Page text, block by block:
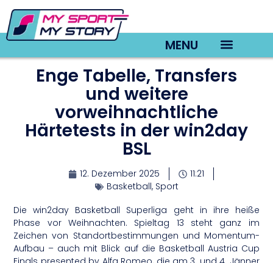
MENU
Enge Tabelle, Transfers
und weitere
vorweihnachtliche
Härtetests in der win2day
BSL
12. Dezember 2025
11:21
Basketball, Sport
Die win2day Basketball Superliga geht in ihre heiße
Phase vor Weihnachten. Spieltag 13 steht ganz im
Zeichen von Standortbestimmungen und Momentum-
Aufbau – auch mit Blick auf die Basketball Austria Cup